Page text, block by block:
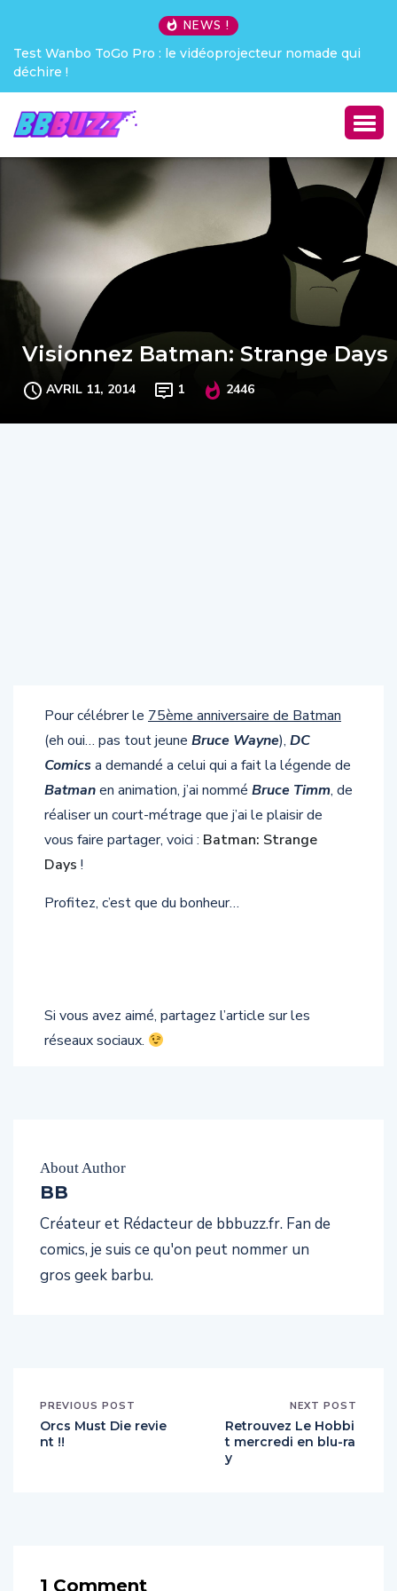
NEWS !
Test Wanbo ToGo Pro : le vidéoprojecteur nomade qui
déchire !
Visionnez Batman: Strange Days
AVRIL 11, 2014 1 2446
Pour célébrer le 75ème anniversaire de Batman
(eh oui… pas tout jeune Bruce Wayne), DC
Comicsa demandé a celui qui a fait la légende de
Batmanen animation, j’ai nommé Bruce Timm, de
réaliser un court-métrage que j’ai le plaisir de
vous faire partager, voici : Batman: Strange
Days !
Profitez, c’est que du bonheur…
Si vous avez aimé, partagez l’article sur les
réseaux sociaux.
About Author
BB
Créateur et Rédacteur de bbbuzz.fr. Fan de
comics, je suis ce qu'on peut nommer un
gros geek barbu.
PREVIOUS POST
Orcs Must Die revie
nt !!
NEXT POST
Retrouvez Le Hobbi
t mercredi en blu-ra
y
1 Comment